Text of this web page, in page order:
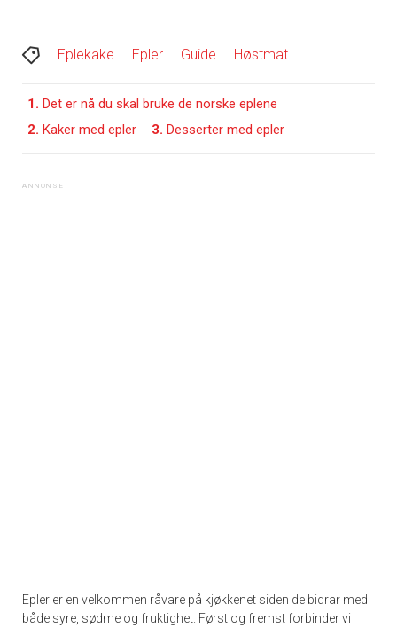
Eplekake Epler Guide Høstmat
1. Det er nå du skal bruke de norske eplene
2. Kaker med epler 3. Desserter med epler
Epler er en velkommen råvare på kjøkkenet siden de bidrar med
både syre, sødme og fruktighet. Først og fremst forbinder vi